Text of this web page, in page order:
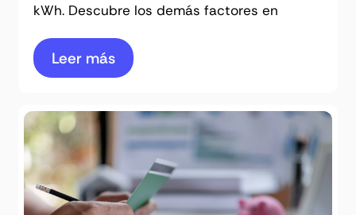
kWh. Descubre los demás factores en
Leer más